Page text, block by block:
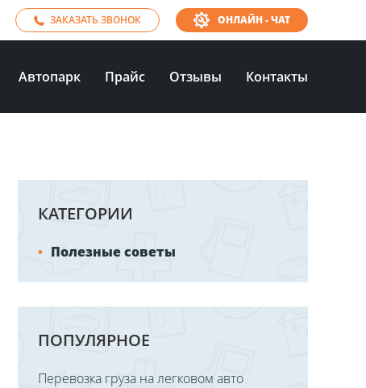
ЗАКАЗАТЬ ЗВОНОК ОНЛАЙН - ЧАТ
Автопарк Прайс Отзывы Контакты
КАТЕГОРИИ
Полезные советы
ПОПУЛЯРНОЕ
Перевозка груза на легковом авто